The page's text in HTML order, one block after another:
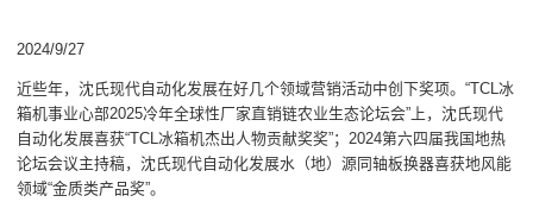
2024/9/27
近些年，沈氏现代自动化发展在好几个领域营销活动中创下奖项。“TCL冰
箱机事业心部2025冷年全球性厂家直销链农业生态论坛会”上，沈氏现代
自动化发展喜获“TCL冰箱机杰出人物贡献奖奖”；2024第六四届我国地热
论坛会议主持稿，沈氏现代自动化发展水（地）源同轴板换器喜获地风能
领域“金质类产品奖”。